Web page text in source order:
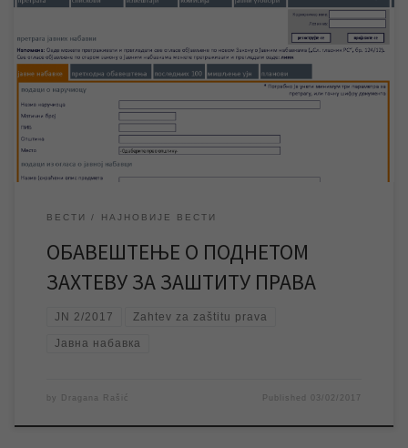
Обавештавамо да је у јавној набавци ЈН 2/2017 „Набавка
хлора Na-хипохлорид и гасни хлор (Cl2)“ поднет Захтев за
заштиту права. Због техничких проблема нисмо у могућности
да јавну набавку објавимо на сајту нашег предузећа. Поднети
Захтев за заштиту права у јавној набавци ЈН 02/2017 „Набавка
хлора Na-хипохлорид и гасни хлор […]
ВЕСТИ НАЈНОВИЈЕ ВЕСТИ
ОБАВЕШТЕЊЕ О ПОДНЕТОМ
ЗАХТЕВУ ЗА ЗАШТИТУ ПРАВА
JN 2/2017 Zahtev za zaštitu prava
Јавна набавка
by Dragana Rašić Published 03/02/2017